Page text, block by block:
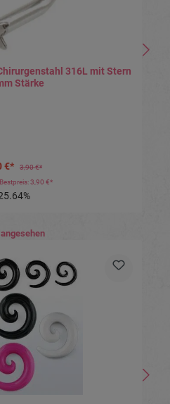
316L mit Stern
Stärke
€*
3,90 €*
3,90 €*